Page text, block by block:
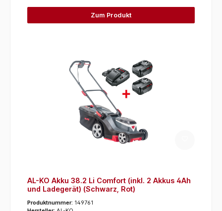
Zum Produkt
AL-KO Akku 38.2 Li Comfort (inkl. 2 Akkus 4Ah
und Ladegerät) (Schwarz, Rot)
Produktnummer: 149761